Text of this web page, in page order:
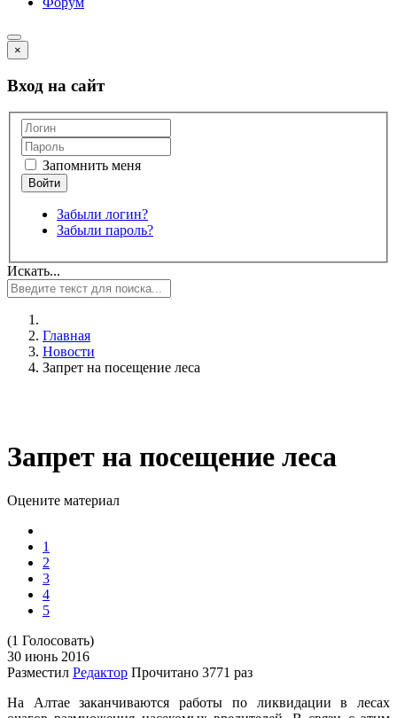
×
Вход на сайт
Запомнить меня
Забыли логин?
Забыли пароль?
Искать...
Главная
Новости
Запрет на посещение леса
Запрет на посещение леса
Оцените материал
1
2
3
4
5
(1 Голосовать)
30 июнь 2016
Разместил Редактор Прочитано 3771 раз
На Алтае заканчиваются работы по ликвидации в лесах